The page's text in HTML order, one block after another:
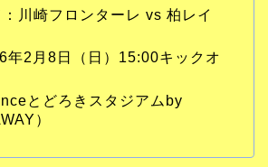
川崎フロンターレ vs 柏レイ
年2月8日（日）15:00キックオ
とどろきスタジアムby
）